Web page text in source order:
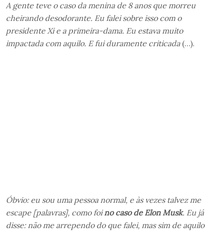
A gente teve o caso da menina de 8 anos que morreu
cheirando desodorante. Eu falei sobre isso com o
presidente Xi e a primeira-dama. Eu estava muito
impactada com aquilo. E fui duramente criticada(…).
Óbvio: eu sou uma pessoa normal, e às vezes talvez me
escape [palavras], como foino caso de Elon Musk. Eu já
disse: não me arrependo do que falei, mas sim de aquilo